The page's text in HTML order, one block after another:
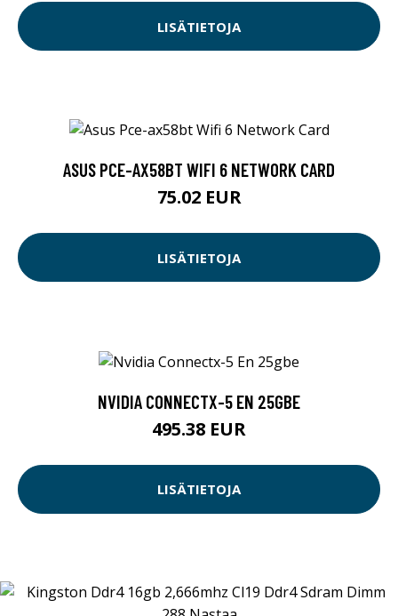
LISÄTIETOJA
ASUS PCE-AX58BT WIFI 6 NETWORK CARD
75.02 EUR
LISÄTIETOJA
NVIDIA CONNECTX-5 EN 25GBE
495.38 EUR
LISÄTIETOJA